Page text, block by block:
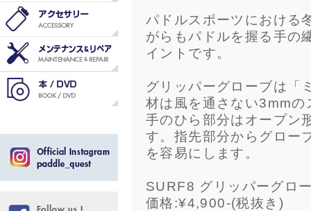
パドルスポーツにおける
がらもパドルを握る手の
イントです。
グリッパーグローブは「
材は風を通さない3mm
手のひら部分はオープン
す。指先部分からグロー
を容易にします。
SURF8 グリッパーグロ
価格:¥4,900-(税抜き)